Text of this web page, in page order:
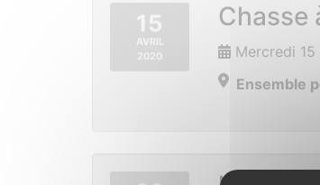
15
AVRIL
2020
Chasse
Mercredi
Ensemble